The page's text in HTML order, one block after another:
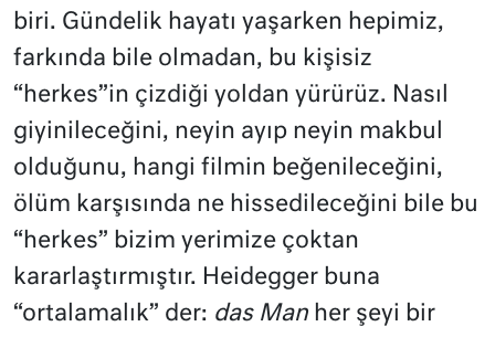
biri. Gündelik hayatı yaşarken hepimiz,
farkında bile olmadan, bu kişisiz
“herkes”in çizdiği yoldan yürürüz. Nasıl
giyinileceğini, neyin ayıp neyin makbul
olduğunu, hangi filmin beğenileceğini,
ölüm karşısında ne hissedileceğini bile bu
“herkes” bizim yerimize çoktan
kararlaştırmıştır. Heidegger buna
“ortalamalık” der: das Man her şeyi bir